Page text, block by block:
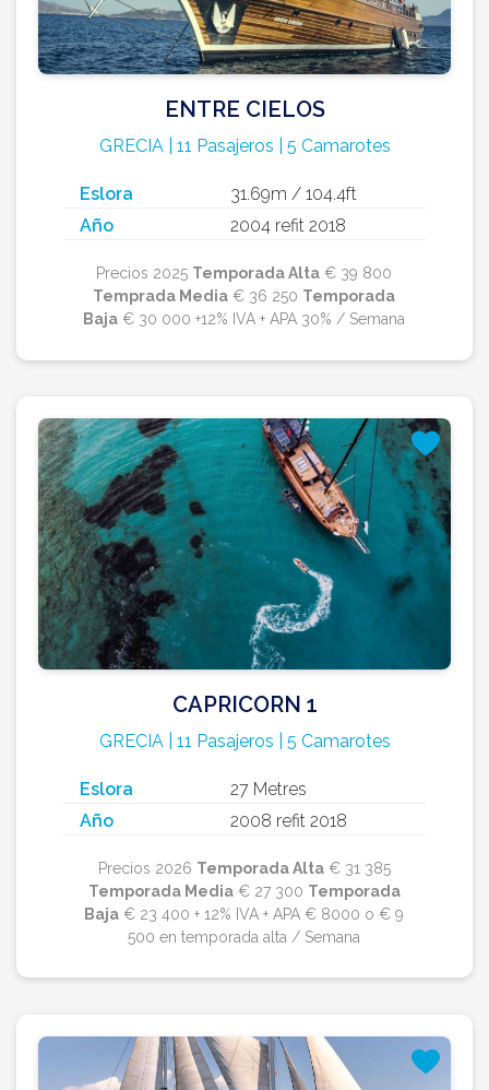
ENTRE CIELOS
GRECIA | 11 Pasajeros | 5 Camarotes
Eslora
31.69m / 104.4ft
Año
2004 refit 2018
Precios 2025 Temporada Alta € 39 800
Temprada Media € 36 250 Temporada
Baja € 30 000 +12% IVA + APA 30% / Semana
CAPRICORN 1
GRECIA | 11 Pasajeros | 5 Camarotes
Eslora
27 Metres
Año
2008 refit 2018
Precios 2026 Temporada Alta€ 31 385
Temporada Media€ 27 300 Temporada
Baja € 23 400 + 12% IVA + APA € 8000 o € 9
500 en temporada alta / Semana